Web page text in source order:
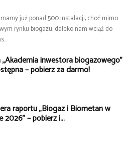
już ponad 500 instalacji, choć mimo
rynku biogazu, daleko nam wciąż do
inwestora biogazowego”
– pobierz za darmo!
raportu „Biogaz i Biometan w
2026” – pobierz i...